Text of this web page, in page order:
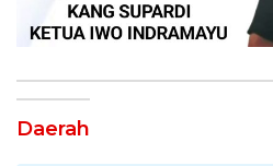
Daerah